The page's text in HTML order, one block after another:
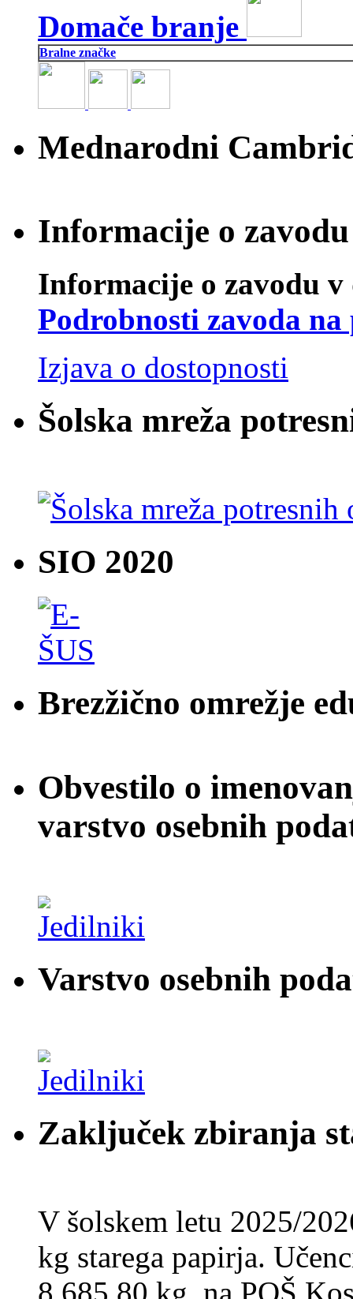
Domače branje
Bralne značke
Mednarodni
Informacije o
Informacije o zavodu
Podrobnosti zavoda
Izjava o dostopnosti
Šolska mreža
SIO 2020
Brezžično omrežje
Obvestilo o
varstvo osebnih
Varstvo osebnih
Zaključek zbiranja
V šolskem letu 2025/
kg starega papirja.